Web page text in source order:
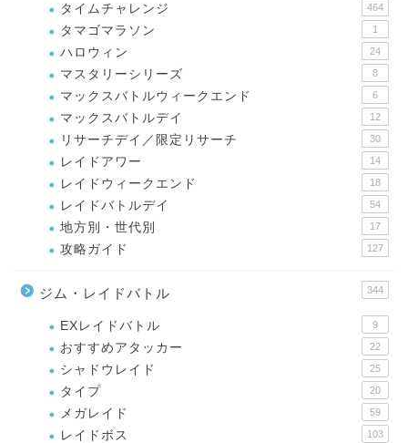
タイムチャレンジ 464
タマゴマラソン 1
ハロウィン 24
マスタリーシリーズ 8
マックスバトルウィークエンド 6
マックスバトルデイ 12
リサーチデイ／限定リサーチ 30
レイドアワー 14
レイドウィークエンド 18
レイドバトルデイ 54
地方別・世代別 17
攻略ガイド 127
ジム・レイドバトル 344
EXレイドバトル 9
おすすめアタッカー 22
シャドウレイド 25
タイプ 20
メガレイド 59
レイドボス 103